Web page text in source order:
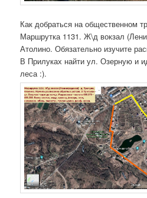
Как добраться на общественном
Маршрутка 1131. Ж\д вокзал
Атолино. Обязательно изучите
В Прилуках найти ул. Озерную и
леса :).